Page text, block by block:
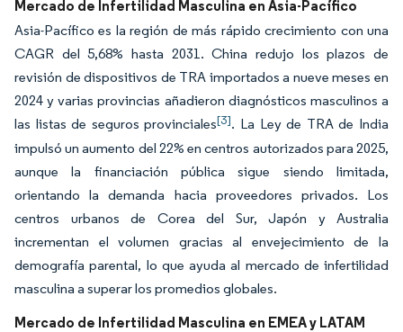
Mercado de Infertilidad Masculina en Asia-Pacífico
Asia-Pacífico es la región de más rápido crecimiento con una
CAGR del 5,68% hasta 2031. China redujo los plazos de
revisión de dispositivos de TRA importados a nueve meses en
2024 y varias provincias añadieron diagnósticos masculinos a
las listas de seguros provinciales[3]. La Ley de TRA de India
impulsó un aumento del 22% en centros autorizados para 2025,
aunque la financiación pública sigue siendo limitada,
orientando la demanda hacia proveedores privados. Los
centros urbanos de Corea del Sur, Japón y Australia
incrementan el volumen gracias al envejecimiento de la
demografía parental, lo que ayuda al mercado de infertilidad
masculina a superar los promedios globales.
Mercado de Infertilidad Masculina en EMEA y LATAM